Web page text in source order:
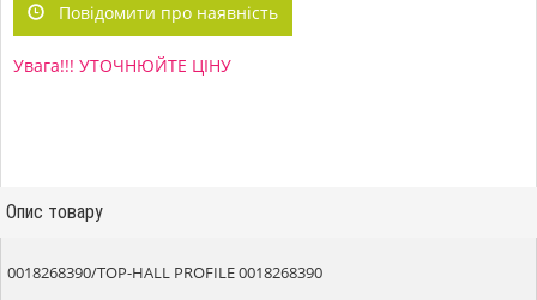
Повідомити про наявність
Увага!!! УТОЧНЮЙТЕ ЦІНУ
Опис товару
0018268390/TOP-HALL PROFILE 0018268390